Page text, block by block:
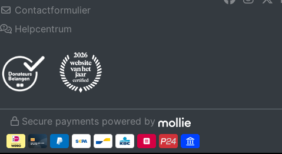
Contactformulier
Helpcentrum
Secure payments powered by